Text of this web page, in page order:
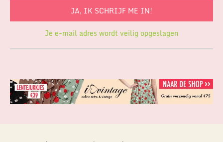
Je e-mail adres wordt veilig opgeslagen